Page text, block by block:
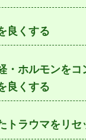
良くする
・ホルモンをコ
良くする
トラウマをリセ